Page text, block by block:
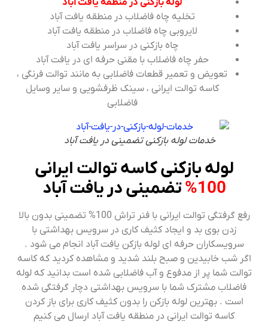
لوله بازکنی در منطقه یافت آباد
تخلیه چاه فاضلاب در منطقه یافت آباد
لایروبی چاه فاضلاب در منطقه یافت آباد
چاه بازکنی در سراسر یافت آباد
حفر چاه فاضلاب با مقنی حرفه ای در یافت آباد
تعویض و تعمیر قطعات فاضلابی به مانند توالت فرنگی ،
کاسه توالت ایرانی ، سینک ظرفشویی و سایر وسایل
فاضلابی
خدمات لوله بازکنی تضمینی در یافت آباد
لوله بازکنی کاسه توالت ایرانی
100%
تضمینی در یافت آباد
رفع گرفتگی توالت ایرانی با فنر تراش 100% تضمینی بدون بالا
زدن بوی بد و ایجاد کثیف کاری در سرویس بهداشتی با
سرویسکاران حرفه ای لوله بازکن یافت آباد انجام می شود .
اگر شب خابیدین و صبح بلند شدید و مشاهده کردید که کاسه
توالت شما پر از مدفوع و آب فاضلابی شده است بدانید که لوله
فاضلاب مشترک شما با سرویس بهداشتی دچار گرفتگی شده
است . بهترین لوله بازکن را بدون کثیف کاری برای باز کردن
کاسه توالت ایرانی در منطقه یافت آباد ارسال می کنیم